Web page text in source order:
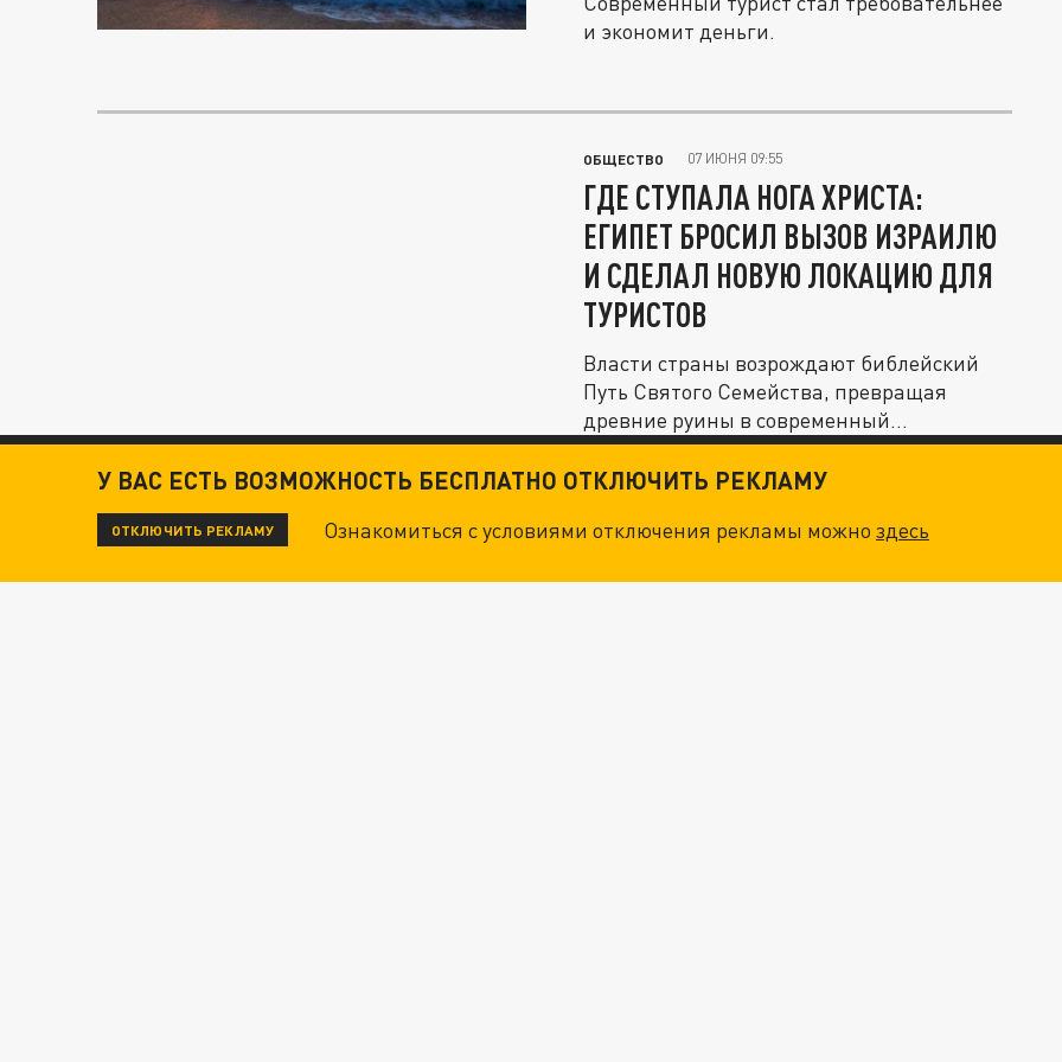
и экономит деньги.
ОБЩЕСТВО 07 ИЮНЯ 09:55
ГДЕ СТУПАЛА НОГА ХРИСТА:
ЕГИПЕТ БРОСИЛ ВЫЗОВ ИЗРАИЛЮ
И СДЕЛАЛ НОВУЮ ЛОКАЦИЮ ДЛЯ
ТУРИСТОВ
Власти страны возрождают библейский
Путь Святого Семейства, превращая
древние руины в современный...
У ВАС ЕСТЬ ВОЗМОЖНОСТЬ БЕСПЛАТНО ОТКЛЮЧИТЬ РЕКЛАМУ
ОТКЛЮЧИТЬ РЕКЛАМУ Ознакомиться с условиями отключения рекламы можноздесь